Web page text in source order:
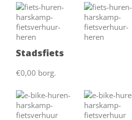
Stadsfiets
€0,00 borg.